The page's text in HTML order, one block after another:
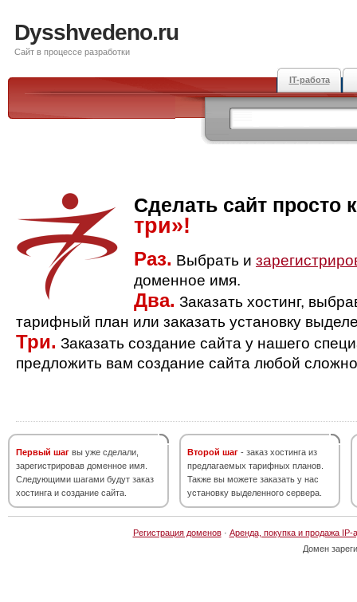
Dysshvedeno.ru
Сайт в процессе разработки
IT-работа
Сделать сайт просто
три»!
Раз. Выбрать и
доменное имя.
Два. Заказать хостинг,
тарифный план или заказать установку
Три. Заказать создание сайта у нашего
предложить вам создание сайта любой
Первый шаг вы уже сделали,
зарегистрировав доменное имя.
Следующими шагами будут заказ
хостинга и создание сайта.
Второй шаг - заказ хостинга из
предлагаемых тарифных планов.
Также вы можете заказать у нас
установку выделенного сервера.
Регистрация доменов· Аренда, покупка и продажа IP-
Домен